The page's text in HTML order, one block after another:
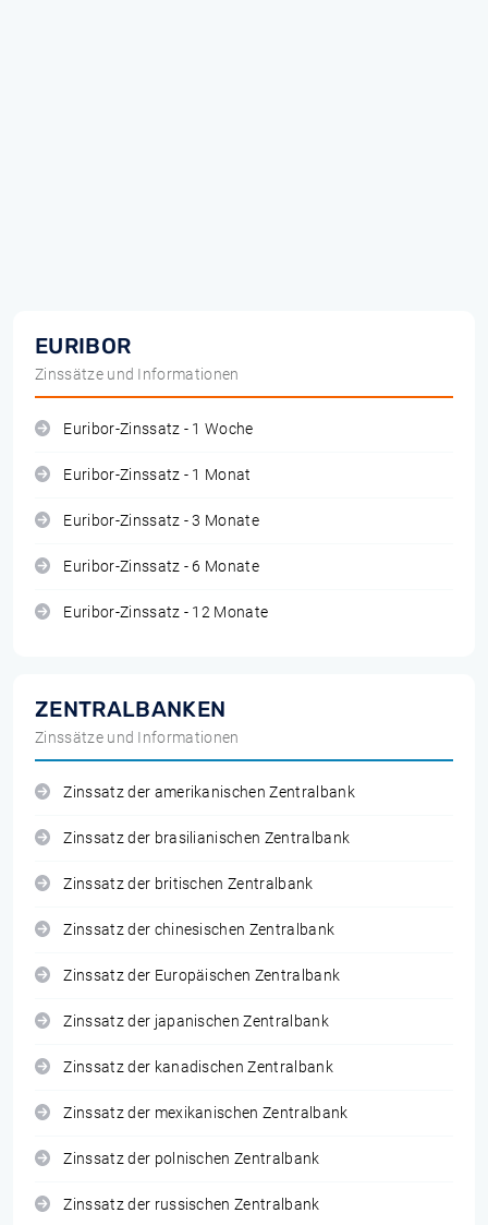
EURIBOR
Zinssätze und Informationen
Euribor-Zinssatz - 1 Woche
Euribor-Zinssatz - 1 Monat
Euribor-Zinssatz - 3 Monate
Euribor-Zinssatz - 6 Monate
Euribor-Zinssatz - 12 Monate
ZENTRALBANKEN
Zinssätze und Informationen
Zinssatz der amerikanischen Zentralbank
Zinssatz der brasilianischen Zentralbank
Zinssatz der britischen Zentralbank
Zinssatz der chinesischen Zentralbank
Zinssatz der Europäischen Zentralbank
Zinssatz der japanischen Zentralbank
Zinssatz der kanadischen Zentralbank
Zinssatz der mexikanischen Zentralbank
Zinssatz der polnischen Zentralbank
Zinssatz der russischen Zentralbank